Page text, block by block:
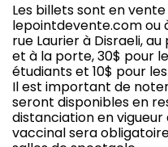
Les billets sont en
lepointdevente.com ou
rue Laurier à Disraeli,
et à la porte, 30$ pour
étudiants et 10$ pour
Il est important de
seront disponibles en
distanciation en
vaccinal sera